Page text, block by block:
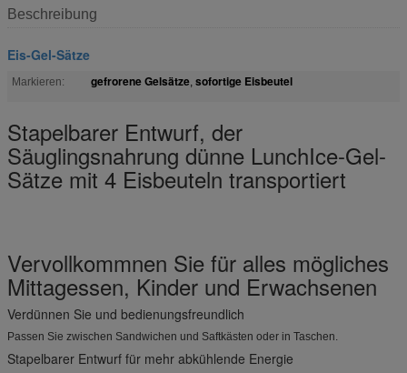
Beschreibung
Eis-Gel-Sätze
Markieren: gefrorene Gelsätze, sofortige Eisbeutel
Stapelbarer Entwurf, der
Säuglingsnahrung dünne LunchIce-Gel-
Sätze mit 4 Eisbeuteln transportiert
Vervollkommnen Sie für alles mögliches
Mittagessen, Kinder und Erwachsenen
Verdünnen Sie und bedienungsfreundlich
Passen Sie zwischen Sandwichen und Saftkästen oder in Taschen.
Stapelbarer Entwurf für mehr abkühlende Energie